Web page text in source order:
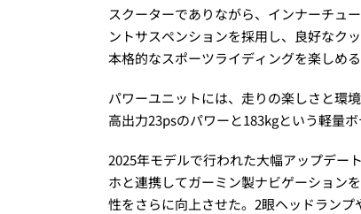
スクーターでありながら、インナーチュ
ントサスペンションを採用し、良好なク
本格的なスポーツライディングを楽しめ
パワーユニットには、走りの楽しさと環
高出力23psのパワーと183kgという軽量
2025年モデルで行われた大幅アップデー
ホと連携してガーミン製ナビゲーション
性をさらに向上させた。2眼ヘッドラン